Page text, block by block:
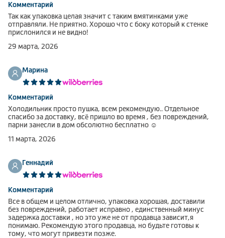
Комментарий
Так как упаковка целая значит с таким вмятинками уже
отправляли. Не приятно. Хорошо что с боку который к стенке
прислонился и не видно!
29 марта, 2026
Марина
Комментарий
Холодильник просто пушка, всем рекомендую.. Отдельное
спасибо за доставку, всё пришло во время , без повреждений,
парни занесли в дом обсолютно бесплатно ☺
11 марта, 2026
Геннадий
Комментарий
Все в общем и целом отлично, упаковка хорошая, доставили
без повреждений, работает исправно , единственный минус
задержка доставки , но это уже не от продавца зависит,я
понимаю. Рекомендую этого продавца, но будьте готовы к
тому, что могут привезти позже.